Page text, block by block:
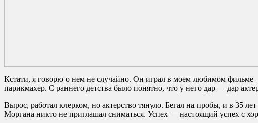
Кстати, я говорю о нем не случайно. Он играл в моем любимом
парикмахер. С раннего детства было понятно, что у него дар — дар
Вырос, работал клерком, но актерство тянуло. Бегал на пробы, и в 35
Моргана никто не приглашал сниматься. Успех — настоящий успех с